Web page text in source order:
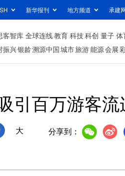
新华报刊 地方频道 承建
客智库 全球连线教育 科技科创 量子 体
振兴银龄溯源中国城市旅游能源会展
引百万游客流
大 分享到：